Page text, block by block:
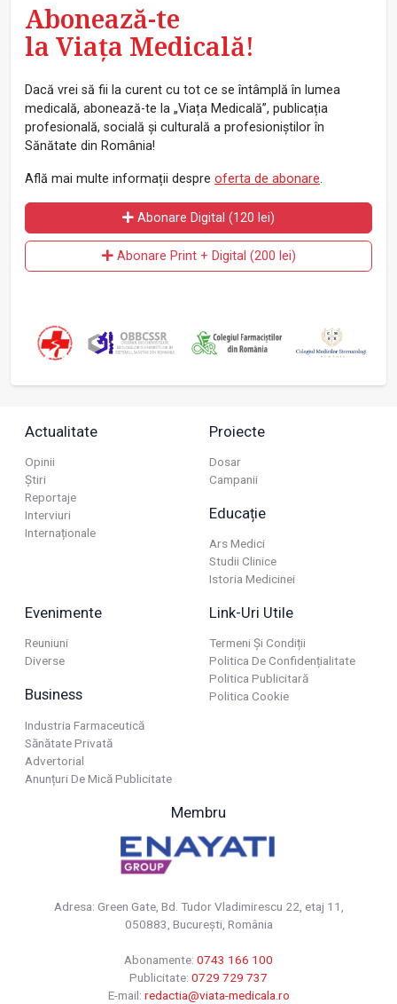
Abonează-te
la Viața Medicală!
Dacă vrei să fii la curent cu tot ce se întâmplă în lumea
medicală, abonează-te la „Viața Medicală”, publicația
profesională, socială și culturală a profesioniștilor în
Sănătate din România!
Află mai multe informații despre oferta de abonare.
Abonare Digital (120 lei)
Abonare Print + Digital (200 lei)
Actualitate
Opinii
Știri
Reportaje
Interviuri
Internaționale
Proiecte
Dosar
Campanii
Educație
Ars Medici
Studii Clinice
Istoria Medicinei
Evenimente
Reuniuni
Diverse
Business
Industria Farmaceutică
Sănătate Privată
Advertorial
Anunțuri De Mică Publicitate
Link-Uri Utile
Termeni Și Condiții
Politica De Confidențialitate
Politica Publicitară
Politica Cookie
Membru
Adresa: Green Gate, Bd. Tudor Vladimirescu 22, etaj 11,
050883, Bucureşti, România
Abonamente: 0743 166 100
Publicitate: 0729 729 737
E-mail: redactia@viata-medicala.ro